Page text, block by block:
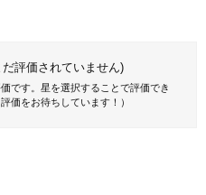
だ評価されていません)
価です。星を選択することで評価でき
価をお待ちしています！）